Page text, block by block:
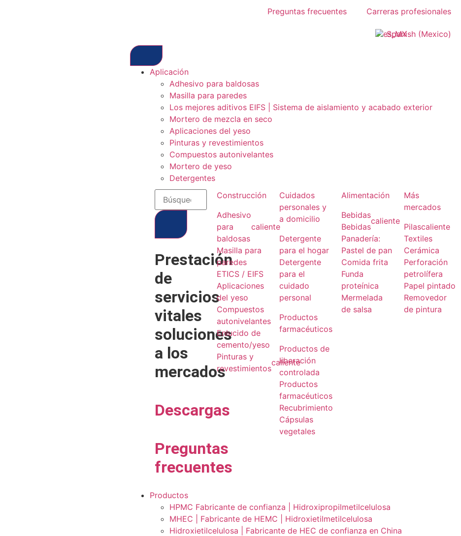
Preguntas frecuentes Carreras profesionales
Spanish (Mexico)
Aplicación
Adhesivo para baldosas
Masilla para paredes
Los mejores aditivos EIFS | Sistema de aislamiento y acabado exterior
Mortero de mezcla en seco
Aplicaciones del yeso
Pinturas y revestimientos
Compuestos autonivelantes
Mortero de yeso
Detergentes
Prestación
de
servicios
vitales
soluciones
a los
mercados
Descargas
Preguntas
frecuentes
Construcción
Adhesivo
para
baldosas
caliente
Masilla para
paredes
ETICS / EIFS
Aplicaciones
del yeso
Compuestos
autonivelantes
Enlucido de
cemento/yeso
Pinturas y
revestimientos
caliente
Cuidados
personales y
a domicilio
Detergente
para el hogar
Detergente
para el
cuidado
personal
Productos
farmacéuticos
Productos de
liberación
controlada
Productos
farmacéuticos
Recubrimiento
Cápsulas
vegetales
Alimentación
Bebidas
Bebidas
caliente
Panadería:
Pastel de pan
Comida frita
Funda
proteínica
Mermelada
de salsa
Más
mercados
Pilascaliente
Textiles
Cerámica
Perforación
petrolífera
Papel pintado
Removedor
de pintura
Productos
HPMC Fabricante de confianza | Hidroxipropilmetilcelulosa
MHEC | Fabricante de HEMC | Hidroxietilmetilcelulosa
Hidroxietilcelulosa | Fabricante de HEC de confianza en China